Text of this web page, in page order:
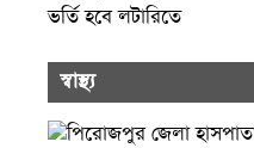
স্বাস্থ্য